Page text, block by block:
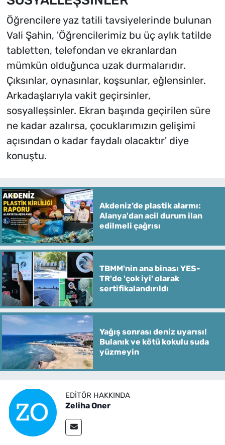
Öğrencilere yaz tatili tavsiyelerinde bulunan
Vali Şahin, 'Öğrencilerimiz bu üç aylık tatilde
tabletten, telefondan ve ekranlardan
mümkün olduğunca uzak durmalarıdır.
Çıksınlar, oynasınlar, koşsunlar, eğlensinler.
Arkadaşlarıyla vakit geçirsinler,
sosyalleşsinler. Ekran başında geçirilen süre
ne kadar azalırsa, çocuklarımızın gelişimi
açısından o kadar faydalı olacaktır' diye
konuştu.
Akdeniz’de plastik alarmı:
Alanya'dan acil durum ilan
edilmeli çağrısı
TBMM'nin ana binası YES-
TR'de 'çok iyi' olarak
sertifikalandırıldı
Yağış sonrası deniz uyarısı!
Bulanık ve kötü kokulu suda
yüzmeyin
EDITÖR HAKKINDA
Zeliha Oner